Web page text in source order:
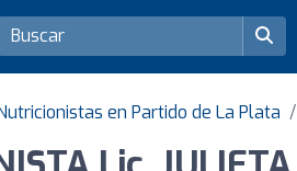
en Partido de La Plata